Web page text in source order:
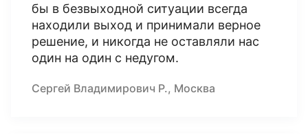
бы в безвыходной ситуации всегда
находили выход и принимали верное
решение, и никогда не оставляли нас
один на один с недугом.
Сергей Владимирович Р., Москва